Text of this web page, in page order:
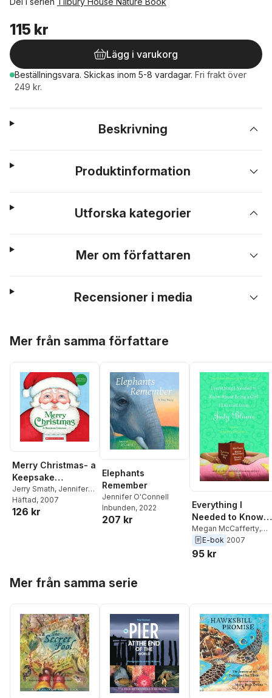
115 kr
Lägg i varukorg
Beställningsvara. Skickas inom 5-8 vardagar. Fri frakt över
249 kr.
Beskrivning
Produktinformation
Utforska kategorier
Mer om författaren
Recensioner i media
Mer från samma författare
Merry Christmas- a
Keepsake
Storybook
Collection
Jerry Smath, Jennifer
O'Connell
Häftad, 2007
126 kr
Elephants
Remember
Jennifer O'Connell
Inbunden, 2022
207 kr
Everything I
Needed to Know
About Being a Girl
Learned from
Blume
Megan McCafferty,
Laura Ruby,Shanna
Swendson
Peterfreund,Kyra
Davis,Kayla Perrin,
Stephanie Lessing,
Melissa Senate,Laura
Caldwell,Megan
Stacey Ballis,Cara
Lockwood,Julie
Kenner,Beth Kendrick
Meg Cabot,Jennifer
E-bok 2007
95 kr
Mer från samma serie